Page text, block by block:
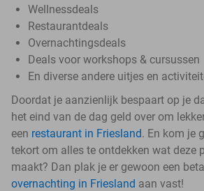
Wellnessdeals
Restaurantdeals
Overnachtingsdeals
Deals voor workshops & cursussen
En diverse andere uitjes en
Doordat je aanzienlijk bespaart op je
het eind van de dag geld over om
een restaurant in Friesland. En kom je
tekort om alles te ontdekken wat deze
maakt? Dan plak je er gewoon een
overnachting in Friesland aan vast!